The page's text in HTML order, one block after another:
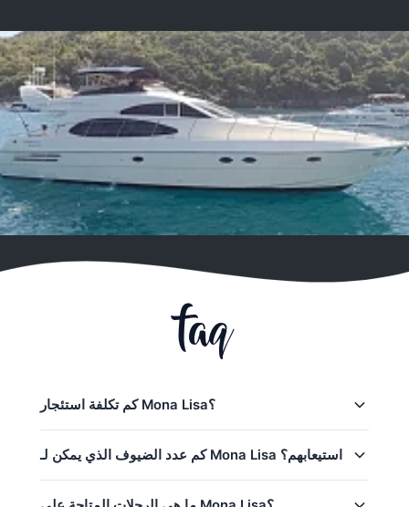
faq
كم تكلفة استئجار Mona Lisa؟
رحلات نصف يوم:109,500
–
123,600 THB
كم عدد الضيوف الذي يمكن لـ Mona Lisa استيعابهم؟